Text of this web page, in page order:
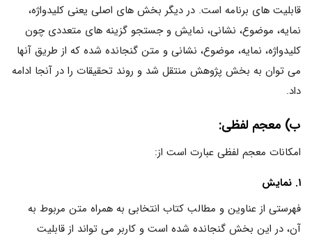
قابلیت های برنامه است. در دیگر بخش های اصلی یعنی کلیدواژه،
نمایه، موضوع، نشانی، نمایش و جستجو گزینه های متعددی چون
کلیدواژه، نمایه، موضوع، نشانی و متن گنجانده شده که از طریق آنها
می توان به بخش پژوهش منتقل شد و روند تحقیقات را در آنجا ادامه
داد.
ب) معجم لفظی:
امکانات معجم لفظی عبارت است از:
۱. نمایش
فهرستی از عناوین و مطالب کتاب انتخابی به همراه متن مربوط به
آن، در این بخش گنجانده شده است و کاربر می تواند از قابلیت